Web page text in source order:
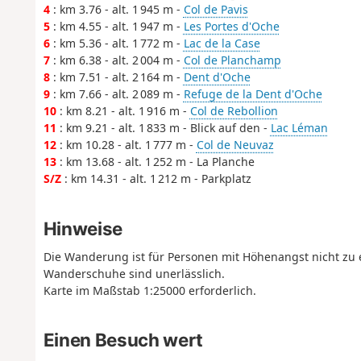
4: km 3.76 - alt. 1 945 m - Col de Pavis
5: km 4.55 - alt. 1 947 m - Les Portes d'Oche
6: km 5.36 - alt. 1 772 m - Lac de la Case
7: km 6.38 - alt. 2 004 m - Col de Planchamp
8: km 7.51 - alt. 2 164 m - Dent d'Oche
9: km 7.66 - alt. 2 089 m - Refuge de la Dent d'Oche
10: km 8.21 - alt. 1 916 m - Col de Rebollion
11 : km 9.21 - alt. 1 833 m - Blick auf den - Lac Léman
12: km 10.28 - alt. 1 777 m - Col de Neuvaz
13: km 13.68 - alt. 1 252 m - La Planche
S/Z: km 14.31 - alt. 1 212 m - Parkplatz
Hinweise
Die Wanderung ist für Personen mit Höhenangst nicht zu
Wanderschuhe sind unerlässlich.
Karte im Maßstab 1:25000 erforderlich.
Einen Besuch wert